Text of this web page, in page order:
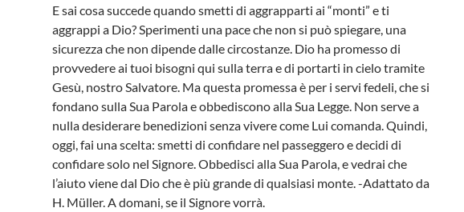
E sai cosa succede quando smetti di aggrapparti ai “monti” e ti
aggrappi a Dio? Sperimenti una pace che non si può spiegare, una
sicurezza che non dipende dalle circostanze. Dio ha promesso di
provvedere ai tuoi bisogni qui sulla terra e di portarti in cielo tramite
Gesù, nostro Salvatore. Ma questa promessa è per i servi fedeli, che si
fondano sulla Sua Parola e obbediscono alla Sua Legge. Non serve a
nulla desiderare benedizioni senza vivere come Lui comanda. Quindi,
oggi, fai una scelta: smetti di confidare nel passeggero e decidi di
confidare solo nel Signore. Obbedisci alla Sua Parola, e vedrai che
l’aiuto viene dal Dio che è più grande di qualsiasi monte. -Adattato da
H. Müller. A domani, se il Signore vorrà.